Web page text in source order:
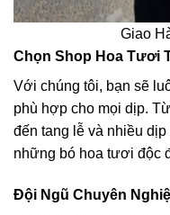
Giao
Chọn Shop Hoa Tươi
Với chúng tôi, bạn sẽ
phù hợp cho mọi dịp.
đến tang lễ và nhiều
những bó hoa tươi độc
Đội Ngũ Chuyên